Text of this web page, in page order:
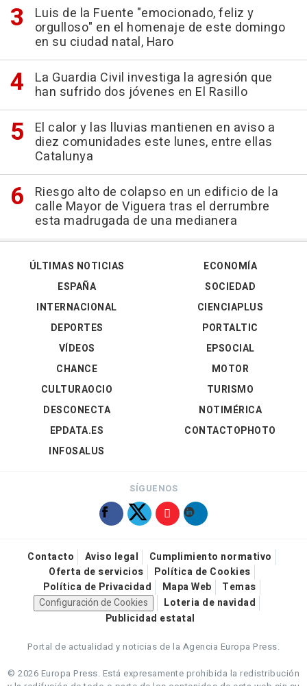
Luis de la Fuente "emocionado, feliz y
orgulloso" en el homenaje de este domingo
en su ciudad natal, Haro
La Guardia Civil investiga la agresión que
han sufrido dos jóvenes en El Rasillo
El calor y las lluvias mantienen en aviso a
diez comunidades este lunes, entre ellas
Catalunya
Riesgo alto de colapso en un edificio de la
calle Mayor de Viguera tras el derrumbre
esta madrugada de una medianera
ÚLTIMAS NOTICIAS
ESPAÑA
INTERNACIONAL
DEPORTES
VÍDEOS
ECONOMÍA
SOCIEDAD
CIENCIAPLUS
PORTALTIC
EPSOCIAL
CHANCE
CULTURAOCIO
DESCONECTA
EPDATA.ES
INFOSALUS
MOTOR
TURISMO
NOTIMÉRICA
CONTACTOPHOTO
SÍGUENOS
Contacto Aviso legal
Cumplimiento normativo
Oferta de servicios
Política de Cookies
Política de Privacidad
Mapa Web
Temas
Configuración de Cookies
Loteria de navidad
Publicidad estatal
Portal de actualidad y noticias de la Agencia Europa Press.
© 2026 Europa Press. Está expresamente prohibida la redistribución